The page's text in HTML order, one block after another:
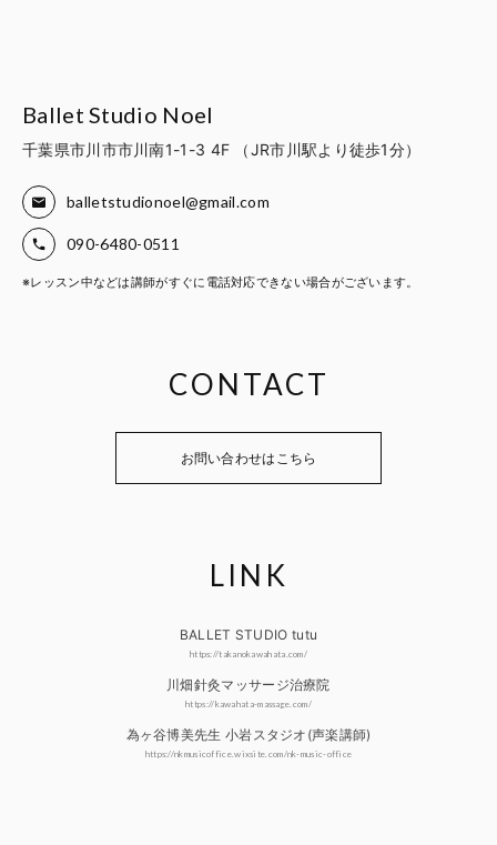
Ballet Studio Noel
千葉県市川市市川南1-1-3 4F （JR市川駅より徒歩1分）
balletstudionoel@gmail.com
090-6480-0511
※レッスン中などは講師がすぐに電話対応できない場合がございます。
CONTACT
お問い合わせはこちら
LINK
BALLET STUDIO tutu
https://takanokawahata.com/
川畑針灸マッサージ治療院
https://kawahata-massage.com/
為ヶ谷博美先生 小岩スタジオ(声楽講師)
https://nkmusicoffice.wixsite.com/nk-music-office